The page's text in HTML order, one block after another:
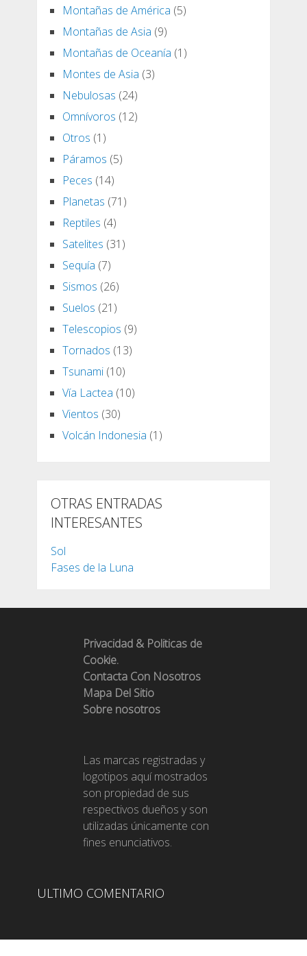
Montañas de América (5)
Montañas de Asia (9)
Montañas de Oceanía (1)
Montes de Asia (3)
Nebulosas (24)
Omnívoros (12)
Otros (1)
Páramos (5)
Peces (14)
Planetas (71)
Reptiles (4)
Satelites (31)
Sequía (7)
Sismos (26)
Suelos (21)
Telescopios (9)
Tornados (13)
Tsunami(10)
Vía Lactea (10)
Vientos (30)
Volcán Indonesia (1)
OTRAS ENTRADAS
INTERESANTES
Sol
Fases de la Luna
Privacidad & Politicas de
Cookie.
Contacta Con Nosotros
Mapa Del Sitio
Sobre nosotros
Las marcas registradas y
logotipos aquí mostrados
son propiedad de sus
respectivos dueños y son
utilizadas únicamente con
fines enunciativos.
ULTIMO COMENTARIO